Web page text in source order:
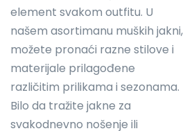
element svakom outfitu. U
našem asortimanu muških jakni,
možete pronaći razne stilove i
materijale prilagođene
različitim prilikama i sezonama.
Bilo da tražite jakne za
svakodnevno nošenje ili